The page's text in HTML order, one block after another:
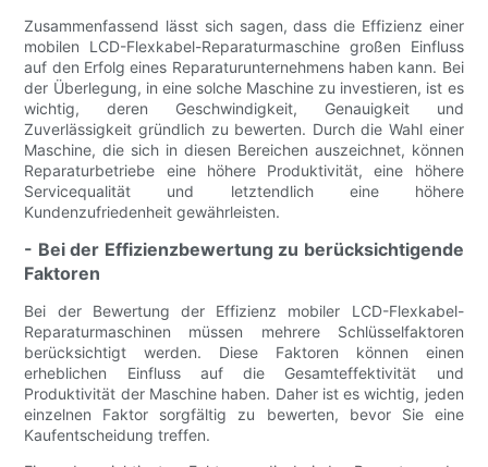
Zusammenfassend lässt sich sagen, dass die Effizienz einer
mobilen LCD-Flexkabel-Reparaturmaschine großen Einfluss
auf den Erfolg eines Reparaturunternehmens haben kann. Bei
der Überlegung, in eine solche Maschine zu investieren, ist es
wichtig, deren Geschwindigkeit, Genauigkeit und
Zuverlässigkeit gründlich zu bewerten. Durch die Wahl einer
Maschine, die sich in diesen Bereichen auszeichnet, können
Reparaturbetriebe eine höhere Produktivität, eine höhere
Servicequalität und letztendlich eine höhere
Kundenzufriedenheit gewährleisten.
- Bei der Effizienzbewertung zu berücksichtigende
Faktoren
Bei der Bewertung der Effizienz mobiler LCD-Flexkabel-
Reparaturmaschinen müssen mehrere Schlüsselfaktoren
berücksichtigt werden. Diese Faktoren können einen
erheblichen Einfluss auf die Gesamteffektivität und
Produktivität der Maschine haben. Daher ist es wichtig, jeden
einzelnen Faktor sorgfältig zu bewerten, bevor Sie eine
Kaufentscheidung treffen.